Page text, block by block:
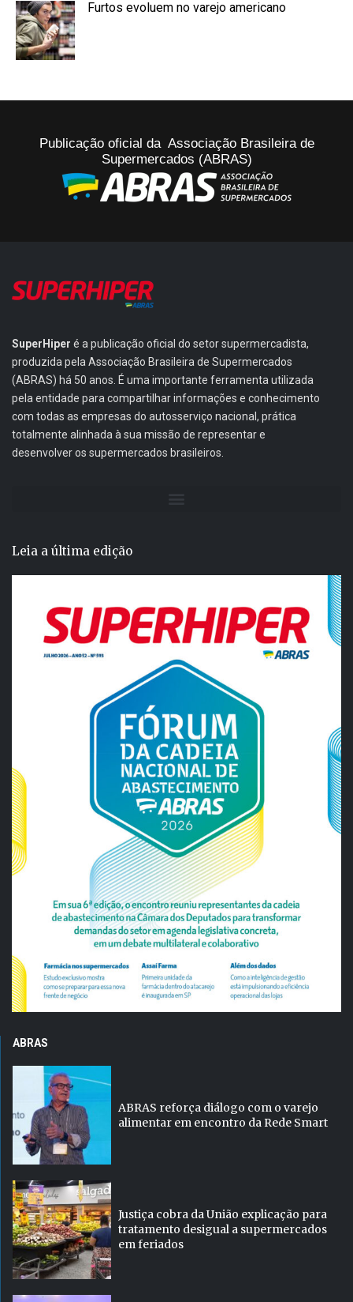
Furtos evoluem no varejo americano
Publicação oficial da Associação Brasileira de
Supermercados (ABRAS)
SuperHiper é a publicação oficial do setor supermercadista,
produzida pela Associação Brasileira de Supermercados
(ABRAS) há 50 anos. É uma importante ferramenta utilizada
pela entidade para compartilhar informações e conhecimento
com todas as empresas do autosserviço nacional, prática
totalmente alinhada à sua missão de representar e
desenvolver os supermercados brasileiros.
Leia a última edição
ABRAS
ABRAS reforça diálogo com o varejo
alimentar em encontro da Rede Smart
Justiça cobra da União explicação para
tratamento desigual a supermercados
em feriados